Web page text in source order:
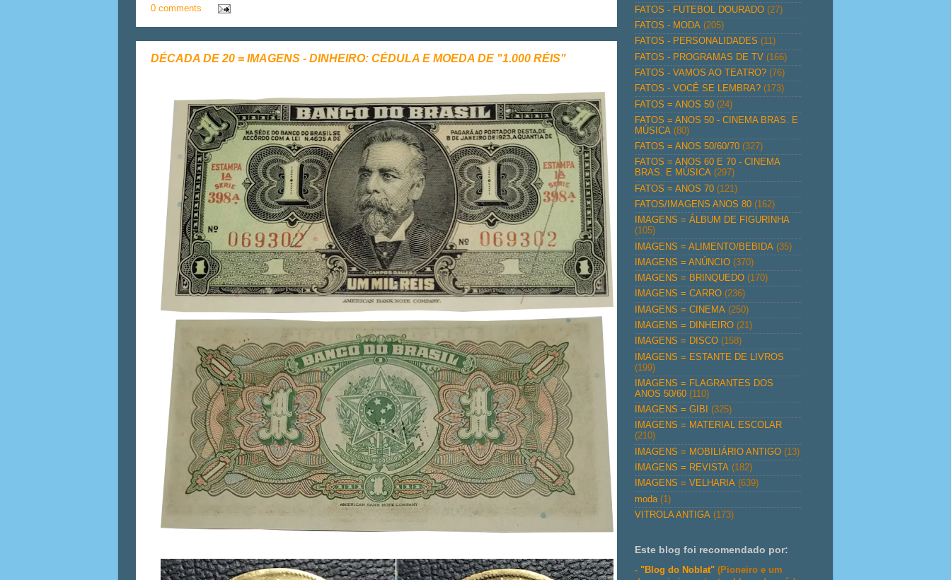
0 comments
DÉCADA DE 20 = IMAGENS - DINHEIRO: CÉDULA E MOEDA DE "1.000 RÉIS"
FATOS - FUTEBOL DOURADO (27)
FATOS - MODA (205)
FATOS - PERSONALIDADES (11)
FATOS - PROGRAMAS DE TV (166)
FATOS - VAMOS AO TEATRO? (76)
FATOS - VOCÊ SE LEMBRA? (173)
FATOS = ANOS 50 (24)
FATOS = ANOS 50 - CINEMA BRAS. E
MÚSICA (80)
FATOS = ANOS 50/60/70 (327)
FATOS = ANOS 60 E 70 - CINEMA
BRAS. E MÚSICA (297)
FATOS = ANOS 70 (121)
FATOS/IMAGENS ANOS 80 (162)
IMAGENS = ÁLBUM DE FIGURINHA
(105)
IMAGENS = ALIMENTO/BEBIDA (35)
IMAGENS = ANÚNCIO (370)
IMAGENS = BRINQUEDO (170)
IMAGENS = CARRO (236)
IMAGENS = CINEMA (250)
IMAGENS = DINHEIRO (21)
IMAGENS = DISCO (158)
IMAGENS = ESTANTE DE LIVROS
(199)
IMAGENS = FLAGRANTES DOS
ANOS 50/60 (110)
IMAGENS = GIBI
(325)
IMAGENS = MATERIAL ESCOLAR
(210)
IMAGENS = MOBILIÁRIO ANTIGO (13)
IMAGENS = REVISTA (182)
IMAGENS = VELHARIA (639)
moda (1)
VITROLA ANTIGA (173)
Este blog foi recomendado por:
- "Blog do Noblat" (Pioneiro e um